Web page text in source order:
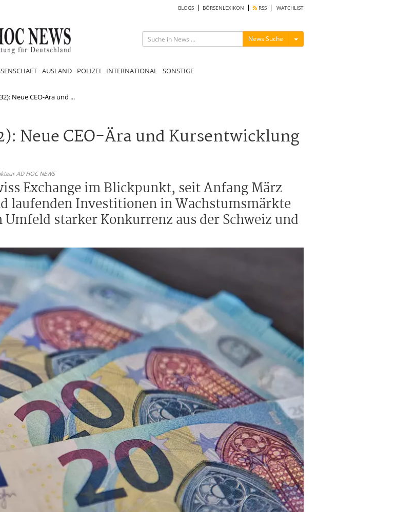
BLOGS BÖRSENLEXIKON RSS WATCHLIST
News Suche Menü ein-/ausblenden
AUSLAND POLIZEI INTERNATIONAL SONSTIGE
Neue CEO-Ära und ...
Neue CEO-Ära und Kursentwicklung
AD HOC NEWS
Exchange im Blickpunkt, seit Anfang März
laufenden Investitionen in Wachstumsmärkte
starker Konkurrenz aus der Schweiz und